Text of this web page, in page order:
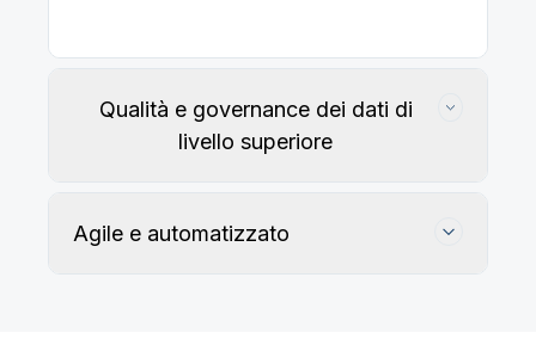
Qualità e governance dei dati di
livello superiore
Agile e automatizzato